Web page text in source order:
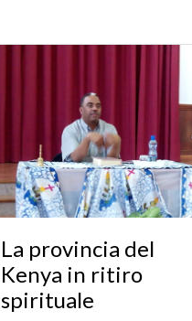
La provincia del
Kenya in ritiro
spirituale